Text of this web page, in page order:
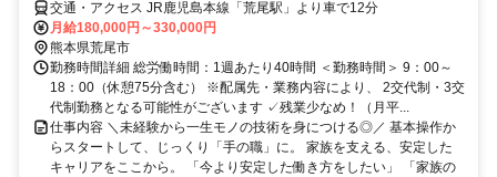
交通・アクセス JR鹿児島本線「荒尾駅」より車で12分
月給180,000円～330,000円
熊本県荒尾市
勤務時間詳細 総労働時間：1週あたり40時間 ＜勤務時間＞ 9：00～
18：00（休憩75分含む） ※配属先・業務内容により、 2交代制・3交
代制勤務となる可能性がございます ✓残業少なめ！（月平...
仕事内容 ＼未経験から一生モノの技術を身につける◎／ 基本操作か
らスタートして、じっくり「手の職」に。 家族を支える、安定した
キャリアをここから。 「今より安定した働き方をしたい」 「家族の